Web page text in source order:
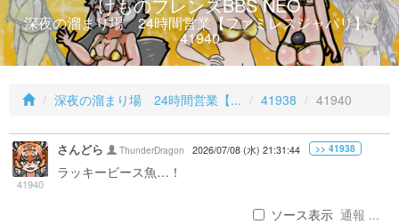
深夜の溜まり場 24時間営業【ファミレスジャパリ】 /
41940
深夜の溜まり場 24時間営業【... 41938 41940
41940
さんどら ThunderDragon 2026/07/08 (水) 21:31:44 >> 41938
ラッキービース魚…！
ソース表示 通報 ...